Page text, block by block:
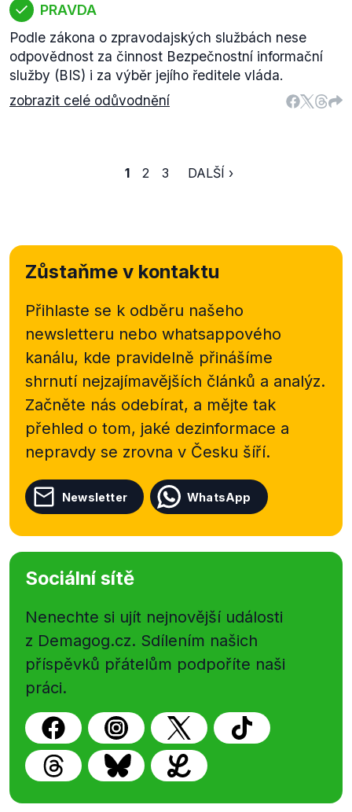
PRAVDA
Podle zákona o zpravodajských službách nese
odpovědnost za činnost Bezpečnostní informační
služby (BIS) i za výběr jejího ředitele vláda.
zobrazit celé odůvodnění
1 2 3 DALŠÍ ›
Zůstaňme v kontaktu
Přihlaste se k odběru našeho
newsletteru nebo whatsappového
kanálu, kde pravidelně přinášíme
shrnutí nejzajímavějších článků a analýz.
Začněte nás odebírat, a mějte tak
přehled o tom, jaké dezinformace a
nepravdy se zrovna v Česku šíří.
Newsletter WhatsApp
Sociální sítě
Nenechte si ujít nejnovější události
z Demagog.cz. Sdílením našich
příspěvků přátelům podpoříte naši
práci.